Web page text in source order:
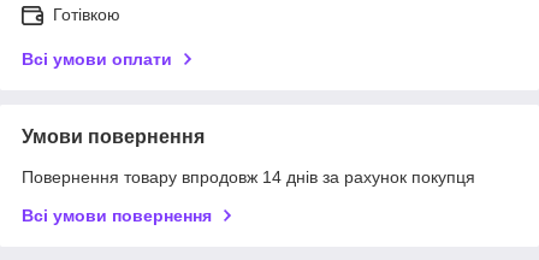
Готівкою
Всі умови оплати
Умови повернення
Повернення товару впродовж 14 днів за рахунок покупця
Всі умови повернення